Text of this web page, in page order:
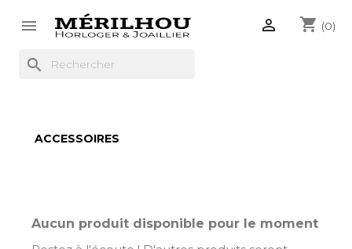
 shopping_cart (0)

search
ACCESSOIRES
Aucun produit disponible pour le moment